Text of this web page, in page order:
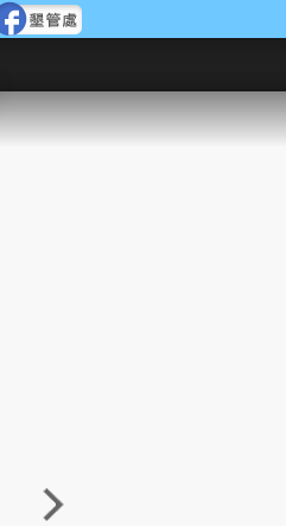
角的端點，冬季海浪拍打